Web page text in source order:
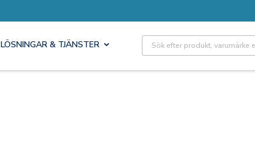
LÖSNINGAR & TJÄNSTER Site Search